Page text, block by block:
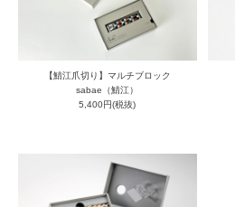
【鯖江爪切り】マルチブロック
sabae（鯖江）
5,400円(税抜)